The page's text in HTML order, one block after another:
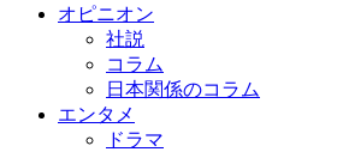
オピニオン
社説
コラム
日本関係のコラム
エンタメ
ドラマ